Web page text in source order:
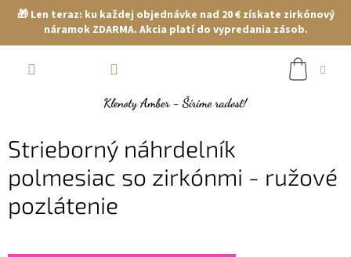
🎁 Len teraz: ku každej objednávke nad 20 € získate zirkónový
náramok ZDARMA. Akcia platí do vypredania zásob.
Strieborný náhrdelník
polmesiac so zirkónmi - ružové
pozlátenie